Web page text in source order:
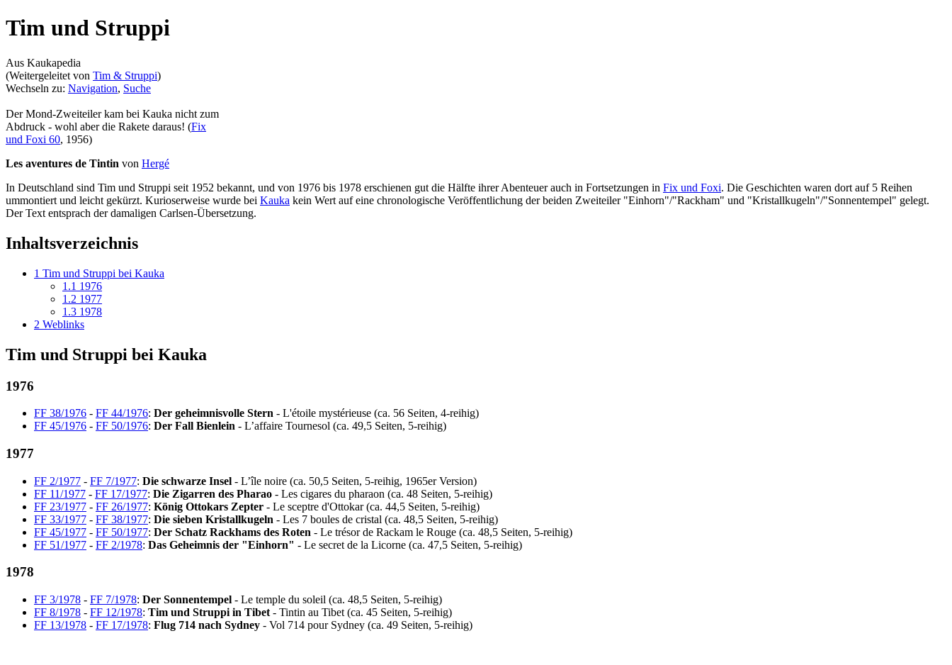
Tim und Struppi
Aus Kaukapedia
(Weitergeleitet von Tim & Struppi)
Wechseln zu: Navigation, Suche
Der Mond-Zweiteiler kam bei Kauka nicht zum
Abdruck - wohl aber die Rakete daraus! (Fix
und Foxi 60, 1956)
Les aventures de Tintin von Hergé
In Deutschland sind Tim und Struppi seit 1952 bekannt, und von 1976 bis 1978 erschienen gut die Hälfte ihrer Abenteuer auch in Fortsetzungen in Fix und Foxi. Die Geschichten waren dort auf 5 Reihen
ummontiert und leicht gekürzt. Kurioserweise wurde bei Kauka kein Wert auf eine chronologische Veröffentlichung der beiden Zweiteiler "Einhorn"/"Rackham" und "Kristallkugeln"/"Sonnentempel" gelegt.
Der Text entsprach der damaligen Carlsen-Übersetzung.
Inhaltsverzeichnis
1 Tim und Struppi bei Kauka
1.1 1976
1.2 1977
1.3 1978
2 Weblinks
Tim und Struppi bei Kauka
1976
FF 38/1976 - FF 44/1976: Der geheimnisvolle Stern - L'étoile mystérieuse (ca. 56 Seiten, 4-reihig)
FF 45/1976 - FF 50/1976: Der Fall Bienlein - L’affaire Tournesol (ca. 49,5 Seiten, 5-reihig)
1977
FF 2/1977 - FF 7/1977: Die schwarze Insel - L’île noire (ca. 50,5 Seiten, 5-reihig, 1965er Version)
FF 11/1977 - FF 17/1977: Die Zigarren des Pharao - Les cigares du pharaon (ca. 48 Seiten, 5-reihig)
FF 23/1977 - FF 26/1977: König Ottokars Zepter - Le sceptre d'Ottokar (ca. 44,5 Seiten, 5-reihig)
FF 33/1977 - FF 38/1977: Die sieben Kristallkugeln - Les 7 boules de cristal (ca. 48,5 Seiten, 5-reihig)
FF 45/1977 - FF 50/1977: Der Schatz Rackhams des Roten - Le trésor de Rackam le Rouge (ca. 48,5 Seiten, 5-reihig)
FF 51/1977 - FF 2/1978: Das Geheimnis der "Einhorn" - Le secret de la Licorne (ca. 47,5 Seiten, 5-reihig)
1978
FF 3/1978 - FF 7/1978: Der Sonnentempel - Le temple du soleil (ca. 48,5 Seiten, 5-reihig)
FF 8/1978 - FF 12/1978: Tim und Struppi in Tibet - Tintin au Tibet (ca. 45 Seiten, 5-reihig)
FF 13/1978 - FF 17/1978: Flug 714 nach Sydney - Vol 714 pour Sydney (ca. 49 Seiten, 5-reihig)